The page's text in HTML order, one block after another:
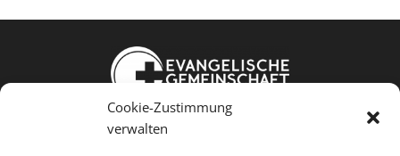
Cookie-Zustimmung
verwaltenWeißkopfstraße 24